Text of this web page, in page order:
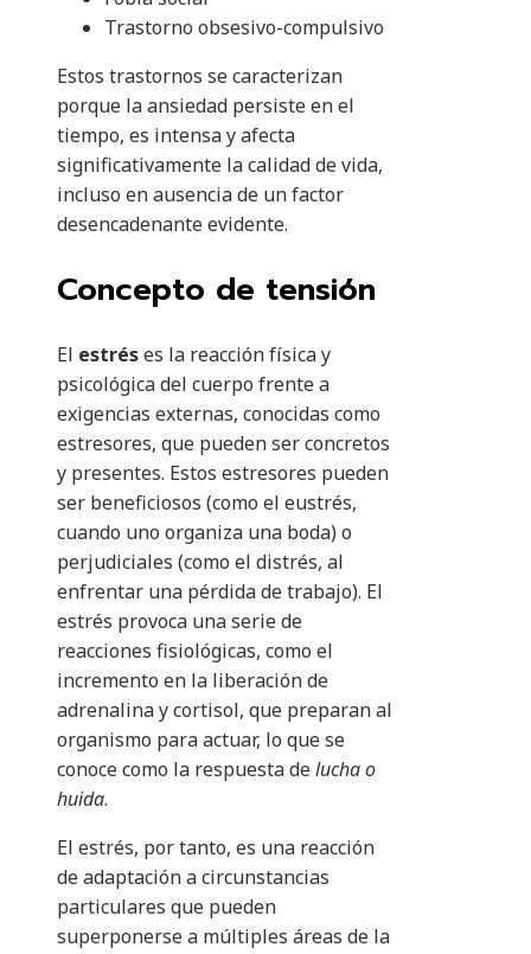
Trastorno obsesivo-compulsivo
Estos trastornos se caracterizan
porque la ansiedad persiste en el
tiempo, es intensa y afecta
significativamente la calidad de vida,
incluso en ausencia de un factor
desencadenante evidente.
Concepto de tensión
El estréses la reacción física y
psicológica del cuerpo frente a
exigencias externas, conocidas como
estresores, que pueden ser concretos
y presentes. Estos estresores pueden
ser beneficiosos (como el eustrés,
cuando uno organiza una boda) o
perjudiciales (como el distrés, al
enfrentar una pérdida de trabajo). El
estrés provoca una serie de
reacciones fisiológicas, como el
incremento en la liberación de
adrenalina y cortisol, que preparan al
organismo para actuar, lo que se
conoce como la respuesta delucha o
huida.
El estrés, por tanto, es una reacción
de adaptación a circunstancias
particulares que pueden
superponerse a múltiples áreas de la